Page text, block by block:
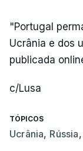
"Portugal
Ucrânia e dos
publicada
c/Lusa
TÓPICOS
Ucrânia, Rússia,